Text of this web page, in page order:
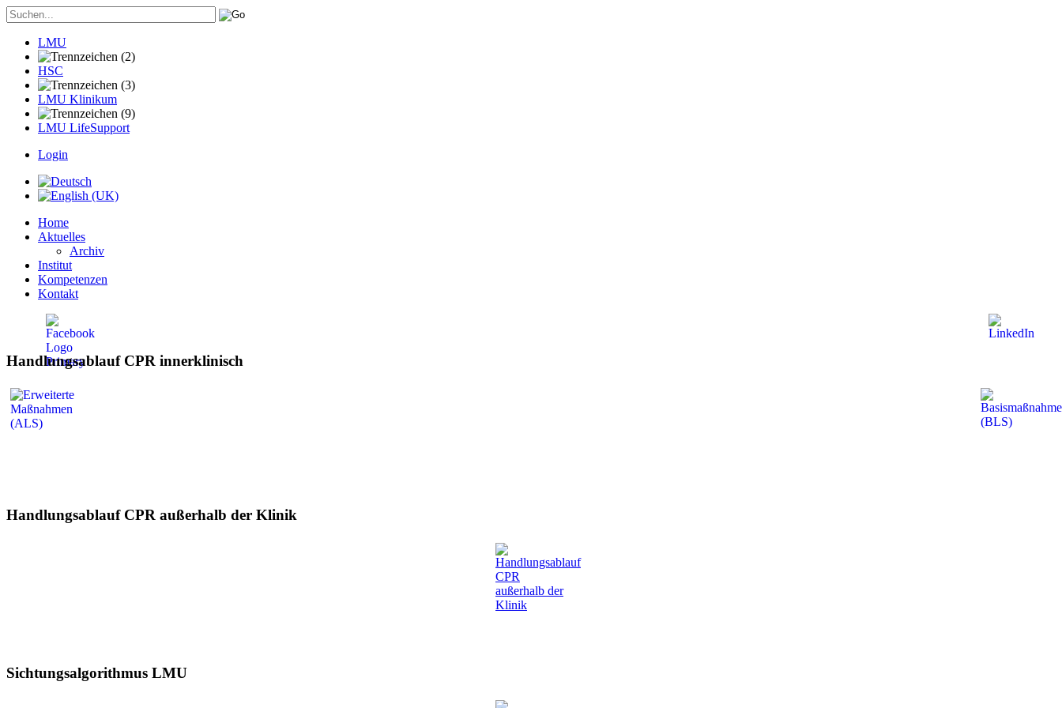
LMU
HSC
LMU Klinikum
LMU LifeSupport
Login
Home
Aktuelles
Archiv
Institut
Kompetenzen
Kontakt
Handlungsablauf CPR innerklinisch
Handlungsablauf CPR außerhalb der Klinik
Sichtungsalgorithmus LMU